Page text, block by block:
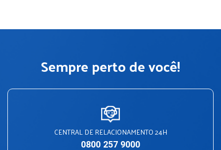
Sempre perto de você!
CENTRAL DE RELACIONAMENTO 24H
0800 257 9000